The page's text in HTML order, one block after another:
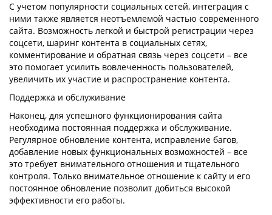
С учетом популярности социальных сетей, интеграция с
ними также является неотъемлемой частью современного
сайта. Возможность легкой и быстрой регистрации через
соцсети, шаринг контента в социальных сетях,
комментирование и обратная связь через соцсети – все
это помогает усилить вовлеченность пользователей,
увеличить их участие и распространение контента.
Поддержка и обслуживание
Наконец, для успешного функционирования сайта
необходима постоянная поддержка и обслуживание.
Регулярное обновление контента, исправление багов,
добавление новых функциональных возможностей – все
это требует внимательного отношения и тщательного
контроля. Только внимательное отношение к сайту и его
постоянное обновление позволит добиться высокой
эффективности его работы.